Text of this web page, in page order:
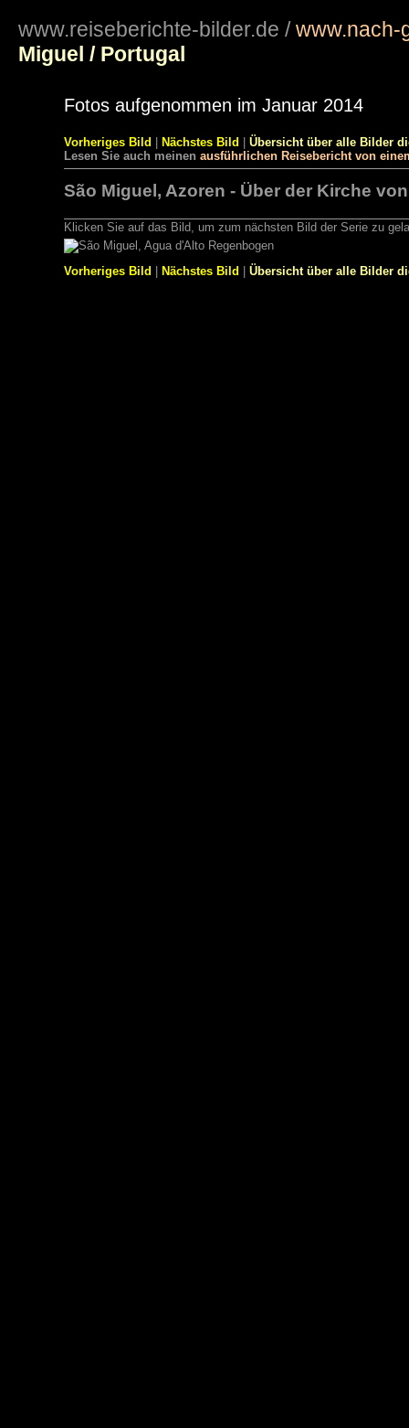
www.reiseberichte-bilder.de /www.nach-
Miguel / Portugal
Fotos aufgenommen im Januar 2014
Vorheriges Bild | Nächstes Bild | Übersicht über alle Bilder
Lesen Sie auch meinen ausführlichen Reisebericht von
São Miguel, Azoren - Über der Kirche
Klicken Sie auf das Bild, um zum nächsten Bild der Serie zu
Vorheriges Bild Nächstes Bild Übersicht über alle Bilder